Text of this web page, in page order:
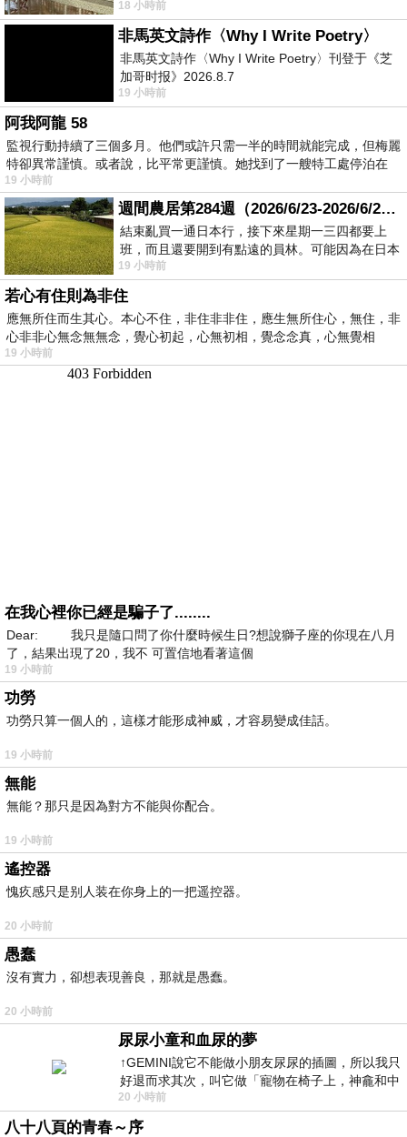
顧都會去看一下。他們偶爾會引進 C
18 小時前
非馬英文詩作〈Why I Write Poetry〉
非馬英文詩作〈Why I Write Poetry〉刊登于《芝
加哥时报》2026.8.7
19 小時前
阿我阿龍 58
監視行動持續了三個多月。他們或許只需一半的時間就能完成，但梅麗
特卻異常謹慎。或者說，比平常更謹慎。她找到了一艘特工處停泊在
19 小時前
週間農居第284週（2026/6/23-2026/6/24) 夏至 金黃稻浪洋溢豐收喜悅
結束亂買一通日本行，接下來星期一三四都要上
班，而且還要開到有點遠的員林。可能因為在日本
花不少錢，星期一出門上班時，心裡沒有一
19 小時前
若心有住則為非住
應無所住而生其心。本心不住，非住非非住，應生無所住心，無住，非
心非非心無念無無念，覺心初起，心無初相，覺念念真，心無覺相
19 小時前
在我心裡你已經是騙子了........
Dear: 我只是隨口問了你什麼時候生日?想說獅子座的你現在八月
了，結果出現了20，我不 可置信地看著這個
19 小時前
功勞
功勞只算一個人的，這樣才能形成神威，才容易變成佳話。
19 小時前
無能
無能？那只是因為對方不能與你配合。
19 小時前
遙控器
愧疚感只是别人装在你身上的一把遥控器。
20 小時前
愚蠢
沒有實力，卻想表現善良，那就是愚蠢。
20 小時前
尿尿小童和血尿的夢
↑GEMINI說它不能做小朋友尿尿的插圖，所以我只
好退而求其次，叫它做「寵物在椅子上，神龕和中
年人臉孔」的畫了。 六月底
20 小時前
八十八頁的青春～序